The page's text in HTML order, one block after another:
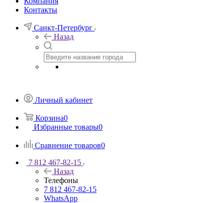
Контакты
Санкт-Петербург
Назад
Личный кабинет
Корзина0
Избранные товары0
Сравнение товаров0
7 812 467-82-15
Назад
Телефоны
7 812 467-82-15
WhatsApp